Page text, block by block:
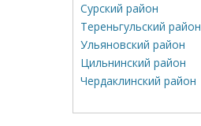
Сурский район
Тереньгульский район
Ульяновский район
Цильнинский район
Чердаклинский район